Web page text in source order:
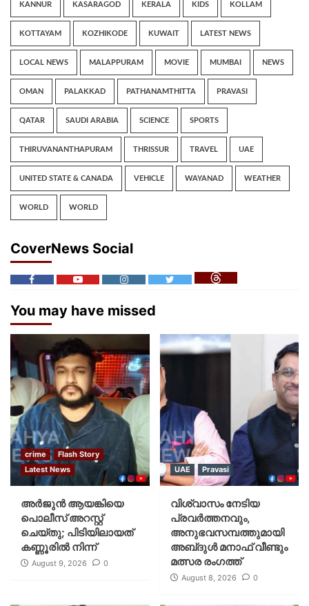
KANNUR KASARAGOD KERALA KIDS KOLLAM
KOTTAYAM KOZHIKODE KUWAIT LATEST NEWS
LOCAL NEWS MALAPPURAM MOVIE MUMBAI NEWS
OMAN PALAKKAD PATHANAMTHITTA PRAVASI
QATAR SAUDI ARABIA SCIENCE SPORTS
THIRUVANANTHAPURAM THRISSUR TRAVEL UAE
UNITED STATE & CANADA VEHICLE WAYANAD WEATHER
WORLD WORLD
CoverNews Social
You may have missed
crime
Flash Story
Latest News
അർജുൻ ആയങ്കിയെ
പൊലീസ് അറസ്റ്റ്
ചെയ്‌തു; പിടിയിലായത്
കണ്ണൂരിൽ നിന്ന്
August 9, 2026 0
UAE Pravasi
വിശ്വാസം നേടിയ
പ്രവർത്തനവും,
അനുഭവസമ്പത്തുമായി
അബ്‌ദുൾ മനാഫ് വീണ്ടും
മത്സര രംഗത്ത്
August 8, 2026 0